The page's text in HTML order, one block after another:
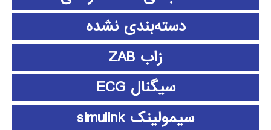
دسته‌بندی نشده
زاب ZAB
سیگنال ECG
سیمولینک simulink